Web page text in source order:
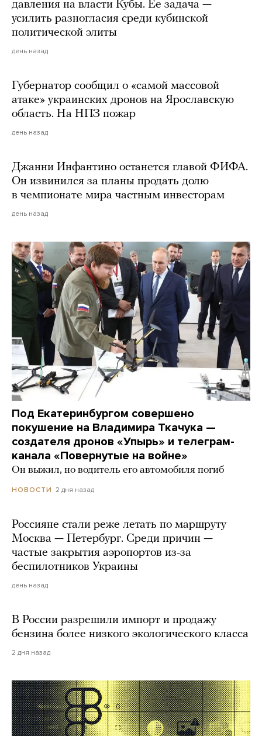
давления на власти Кубы. Ее задача —
усилить разногласия среди кубинской
политической элиты
день назад
Губернатор сообщил о «самой массовой
атаке» украинских дронов на Ярославскую
область. На НПЗ пожар
день назад
Джанни Инфантино останется главой ФИФА.
Он извинился за планы продать долю
в чемпионате мира частным инвесторам
день назад
Под Екатеринбургом совершено
покушение на Владимира Ткачука —
создателя дронов «Упырь» и телеграм-
канала «Повернутые на войне»
Он выжил, но водитель его автомобиля погиб
НОВОСТИ 2 дня назад
Россияне стали реже летать по маршруту
Москва — Петербург. Среди причин —
частые закрытия аэропортов из-за
беспилотников Украины
день назад
В России разрешили импорт и продажу
бензина более низкого экологического класса
2 дня назад